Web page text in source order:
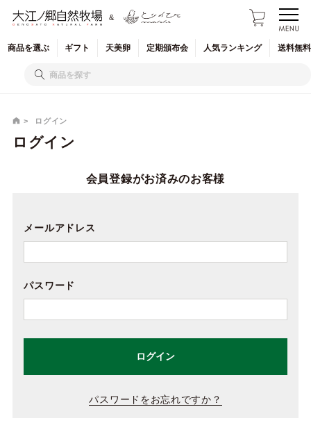
&
商品を選ぶ ギフト 天美卵 定期頒布会 人気ランキング 送料無
ログイン
ログイン
会員登録がお済みのお客様
メールアドレス
パスワード
ログイン
パスワードをお忘れですか？